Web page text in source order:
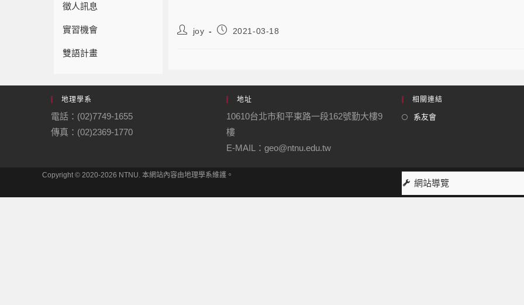
徵人訊息
實習機會
雙語計畫
joy 2021-03-18
地理學系
電話：(02)7749-1655
傳真：(02)2369-1770
地址
10610台北市和平東路一段162號勤大樓9
樓
E-MAIL：geo@ntnu.edu.tw
相關連結
系友會
網站導覽
Copyright © 2020-2026 NTNU. 本網站內容由地理學系維護。